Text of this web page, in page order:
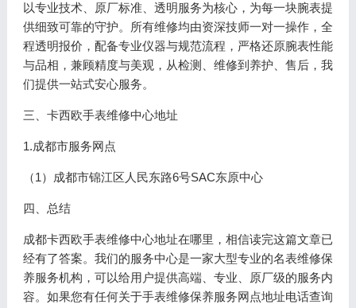
以专业技术、原厂标准、透明服务为核心，为每一块腕表提
供细致可靠的守护。所有维修均由资深技师一对一操作，全
程透明报价，配备专业仪器与规范流程，严格还原腕表性能
与品相，兼顾精度与美观，从检测、维修到养护、售后，我
们提供一站式安心服务。
三、卡西欧手表维修中心地址
1.成都市服务网点
（1）成都市锦江区人民东路6号SAC东原中心
四、总结
成都卡西欧手表维修中心地址在哪里，相信读完这篇文章已
经有了答案。我们的服务中心是一家大型专业的名表维修保
养服务机构，可以给用户提供高端、专业、原厂级的服务内
容。如果您有任何关于手表维修保养服务网点地址电话查询